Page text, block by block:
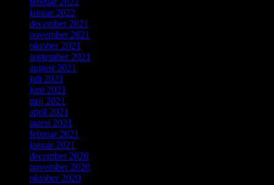
januar 2022
december 2021
november 2021
oktober 2021
september 2021
august 2021
juli 2021
juni 2021
maj 2021
april 2021
marts 2021
februar 2021
januar 2021
december 2020
november 2020
oktober 2020